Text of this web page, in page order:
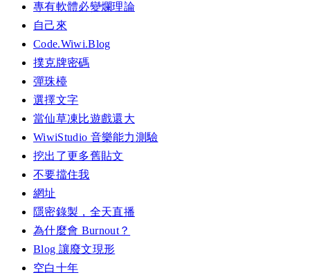
專有軟體必變爛理論
自己來
Code.Wiwi.Blog
撲克牌密碼
彈珠檯
選擇文字
當仙草凍比遊戲還大
WiwiStudio 音樂能力測驗
挖出了更多舊貼文
不要擋住我
網址
隱密錄製，全天直播
為什麼會 Burnout？
Blog 讓廢文現形
空白十年